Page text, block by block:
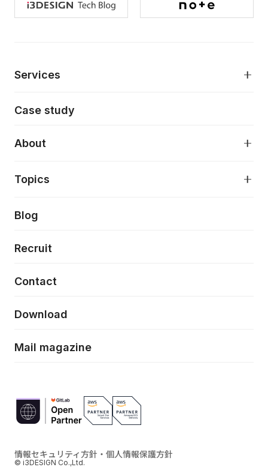
Services
AI駆動開発支援
モダナイゼーション
特徴量エンジニアリングと生成AI
デジタルプロダクトデザイン
デザインシステム構築支援
フロントエンド開発
Case study
About
About
当社が目指しているもの
Topics
Press release
News
Event/Seminer
Blog
Recruit
Contact
Download
Mail magazine
情報セキュリティ方針・個人情報保護方針
© i3DESIGN Co.,Ltd.